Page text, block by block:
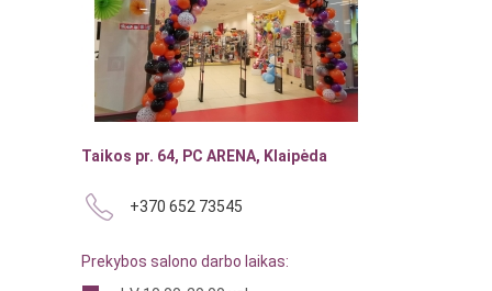
Taikos pr. 64, PC ARENA, Klaipėda
+370 652 73545
Prekybos salono darbo laikas: